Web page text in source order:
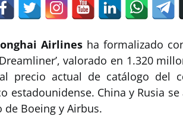
Airlines ha formalizado
valorado en 1.320
precio actual de catálogo del
estadounidense. China y Rusia se
Boeing y Airbus.